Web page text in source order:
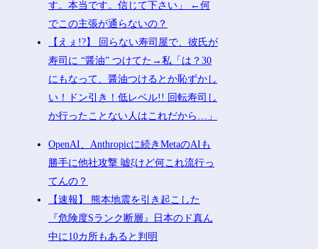
す。本当です。信じて下さい」 ←何
でこの主張が通らないの？
【えぇ!?】 回らない寿司屋で、彼氏が
寿司に “醤油” つけてた→私「は？30
にもなって、醤油つけるとか恥ずかし
い！ドン引き！低レベル!! 回転寿司し
か行ったことない人はこれだから…」
OpenAI、Anthropicに続きMetaのAIも
勝手に他社攻撃 嘘ξけど何これ流行っ
てんの？
【速報】 熊本地震を引き起こした
『危険度Sランク断層』日本のド真ん
中に10カ所もあると判明